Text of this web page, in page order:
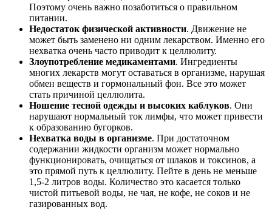
Поэтому очень важно позаботиться о правильном
питании.
Недостаток физической активности. Движение не
может быть заменено ни одним лекарством. Именно его
нехватка очень часто приводит к целлюлиту.
Злоупотребление медикаментами. Ингредиенты
многих лекарств могут оставаться в организме, нарушая
обмен веществ и гормональный фон. Все это может
стать причиной целлюлита.
Ношение тесной одежды и высоких каблуков. Они
нарушают нормальный ток лимфы, что может привести
к образованию бугорков.
Нехватка воды в организме. При достаточном
содержании жидкости организм может нормально
функционировать, очищаться от шлаков и токсинов, а
это прямой путь к целлюлиту. Пейте в день не меньше
1,5-2 литров воды. Количество это касается только
чистой питьевой воды, не чая, не кофе, не соков и не
газированных вод.